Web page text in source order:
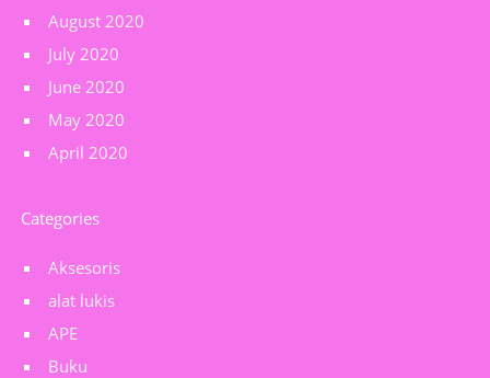
August 2020
July 2020
June 2020
May 2020
April 2020
Categories
Aksesoris
alat lukis
APE
Buku